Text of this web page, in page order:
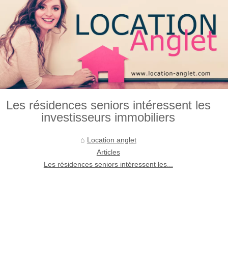
Les résidences seniors intéressent les
investisseurs immobiliers
Location anglet
Articles
Les résidences seniors intéressent les...